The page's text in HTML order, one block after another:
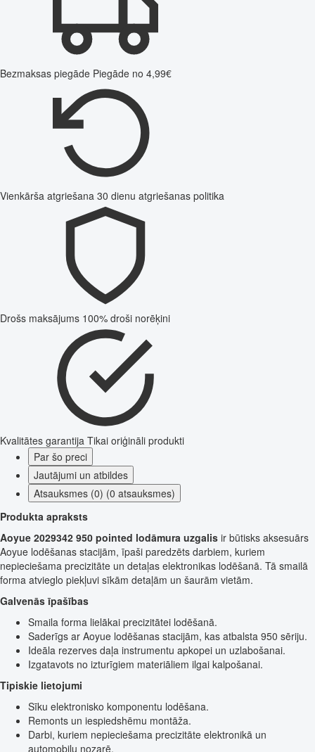
Bezmaksas piegāde Piegāde no 4,99€
Vienkārša atgriešana 30 dienu atgriešanas politika
Drošs maksājums 100% droši norēķini
Kvalitātes garantija Tikai oriģināli produkti
Par šo preci
Jautājumi un atbildes
Atsauksmes (0) (0 atsauksmes)
Produkta apraksts
Aoyue 2029342 950 pointed lodāmura uzgalis ir būtisks aksesuārs
Aoyue lodēšanas stacijām, īpaši paredzēts darbiem, kuriem
nepieciešama precizitāte un detaļas elektronikas lodēšanā. Tā smailā
forma atvieglo piekļuvi sīkām detaļām un šaurām vietām.
Galvenās īpašības
Smaila forma lielākai precizitātei lodēšanā.
Saderīgs ar Aoyue lodēšanas stacijām, kas atbalsta 950 sēriju.
Ideāla rezerves daļa instrumentu apkopei un uzlabošanai.
Izgatavots no izturīgiem materiāliem ilgai kalpošanai.
Tipiskie lietojumi
Sīku elektronisko komponentu lodēšana.
Remonts un iespiedshēmu montāža.
Darbi, kuriem nepieciešama precizitāte elektronikā un
automobiļu nozarē.